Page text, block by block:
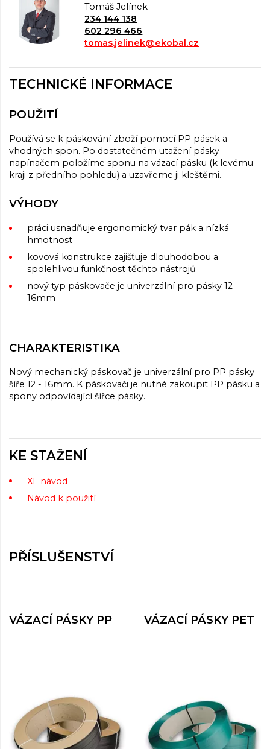
Tomáš Jelínek
234 144 138
602 296 466
tomas.jelinek@ekobal.cz
TECHNICKÉ INFORMACE
POUŽITÍ
Používá se k páskování zboží pomocí PP pásek a
vhodných spon. Po dostatečném utažení pásky
napínačem položíme sponu na vázací pásku (k levému
kraji z předního pohledu) a uzavřeme ji kleštěmi.
VÝHODY
práci usnadňuje ergonomický tvar pák a nízká
hmotnost
kovová konstrukce zajišťuje dlouhodobou a
spolehlivou funkčnost těchto nástrojů
nový typ páskovače je univerzální pro pásky 12 -
16mm
CHARAKTERISTIKA
Nový mechanický páskovač je univerzální pro PP pásky
šíře 12 - 16mm. K páskovači je nutné zakoupit PP pásku a
spony odpovídající šířce pásky.
KE STAŽENÍ
XL návod
Návod k použití
PŘÍSLUŠENSTVÍ
VÁZACÍ PÁSKY PP VÁZACÍ PÁSKY PET